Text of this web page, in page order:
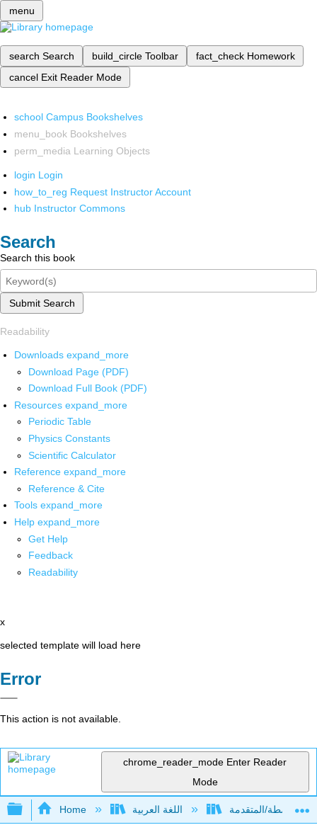
menu
search Search build_circle Toolbar fact_check Homework
cancel Exit Reader Mode
school Campus Bookshelves
menu_book Bookshelves
perm_media Learning Objects
login Login
how_to_reg Request Instructor Account
hub Instructor Commons
Search
Search this book
Submit Search
Readability
Downloads expand_more
Download Page (PDF)
Download Full Book (PDF)
Resources expand_more
Periodic Table
Physics Constants
Scientific Calculator
Reference expand_more
Reference & Cite
Tools expand_more
Help expand_more
Get Help
Feedback
Readability
x
selected template will load here
Error
This action is not available.
chrome_reader_mode Enter Reader
Mode
Expand/collapse global hierarchy
Home